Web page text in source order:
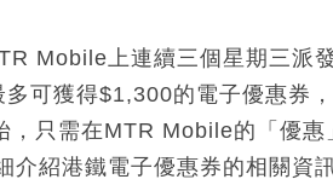
Mobile上連續三個星期三派
可獲得$1,300的電子優惠券
只需在MTR Mobile的「優惠
紹港鐵電子優惠券的相關資